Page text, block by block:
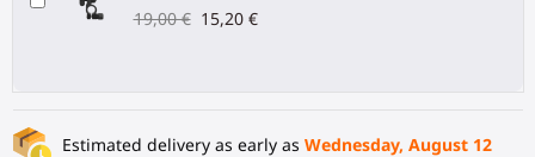
19,00 € 15,20 €
Estimated delivery as early as Wednesday, August 12